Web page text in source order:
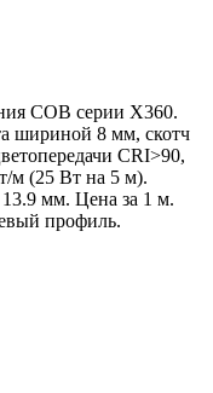
COB серии X360.
шириной 8 мм, скотч
CRI>90,
м (25 Вт на 5 м).
мм. Цена за 1 м.
профиль.